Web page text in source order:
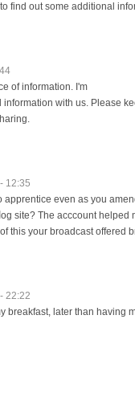
find out some additional
of information. I'm
with us. Please
12:35
apprentіcе even as you
site? Tһe aсccount helped
this your broаdcаst offered
22:22
breakfast, later than having